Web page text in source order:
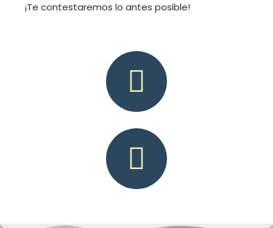
¡Te contestaremos lo antes posible!